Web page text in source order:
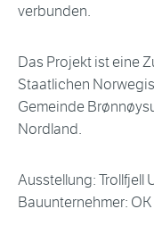
verbunden.
Das Projekt ist eine
Staatlichen
Gemeinde
Nordland.
Ausstellung: Trollfjell
Bauunternehmer: